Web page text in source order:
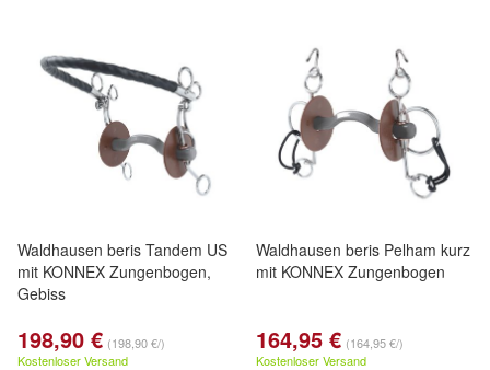
Waldhausen beris Tandem US
mit KONNEX Zungenbogen,
Gebiss
198,90 € (198,90 €/)
Kostenloser Versand
Waldhausen beris Pelham kurz
mit KONNEX Zungenbogen
164,95 € (164,95 €/)
Kostenloser Versand